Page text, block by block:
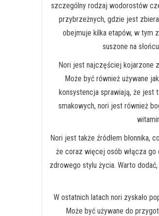
szczególny rodzaj wodorostów
przybrzeżnych, gdzie jest
obejmuje kilka etapów, w tym
suszone na
Nori jest najczęściej kojarzone
Może być również używane
konsystencja sprawiają, że jest
smakowych, nori jest również
Nori jest także źródłem błonnika,
że coraz więcej osób włącza
zdrowego stylu życia. Warto
W ostatnich latach nori zyskało
Może być używane do